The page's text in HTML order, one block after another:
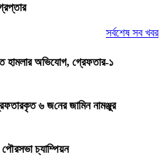
সর্বশেষ সব খবর
হামলার অভিযোগ, গ্রেফতার-১
৬ জ‌নের জা‌মিন নামঞ্জুর
পৌরসভা চ্যাম্পিয়ন